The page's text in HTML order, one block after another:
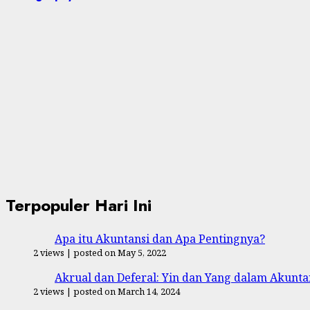
Terpopuler Hari Ini
Apa itu Akuntansi dan Apa Pentingnya?
2 views | posted on May 5, 2022
Akrual dan Deferal: Yin dan Yang dalam
2 views | posted on March 14, 2024